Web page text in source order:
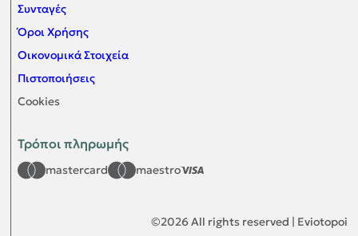
Συνταγές
Όροι Χρήσης
Οικονομικά Στοιχεία
Πιστοποιήσεις
Cookies
Τρόποι πληρωμής
mastercard maestro
©2026All rights reserved | Eviotopoi